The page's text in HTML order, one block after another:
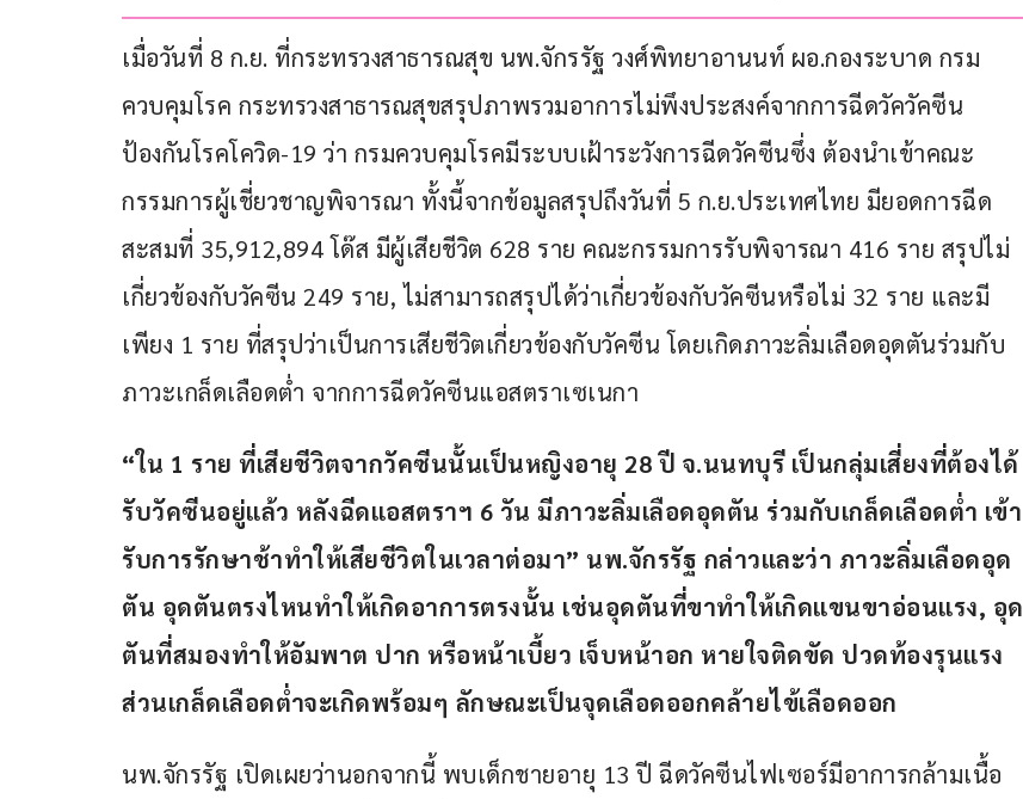
เมื่อวันที่ 8 ก.ย. ที่กระทรวงสาธารณสุข นพ.จักรรัฐ วงศ์พิทยาอานนท์ ผอ.กองระบาด กรม
ควบคุมโรค กระทรวงสาธารณสุขสรุปภาพรวมอาการไม่พึงประสงค์จากการฉีดวัควัคซีน
ป้องกันโรคโควิด-19 ว่า กรมควบคุมโรคมีระบบเฝ้าระวังการฉีดวัคซีนซึ่ง ต้องนำเข้าคณะ
กรรมการผู้เชี่ยวชาญพิจารณา ทั้งนี้จากข้อมูลสรุปถึงวันที่ 5 ก.ย.ประเทศไทย มียอดการฉีด
สะสมที่ 35,912,894 โด๊ส มีผู้เสียชีวิต 628 ราย คณะกรรมการรับพิจารณา 416 ราย สรุปไม่
เกี่ยวข้องกับวัคซีน 249 ราย, ไม่สามารถสรุปได้ว่าเกี่ยวข้องกับวัคซีนหรือไม่ 32 ราย และมี
เพียง 1 ราย ที่สรุปว่าเป็นการเสียชีวิตเกี่ยวข้องกับวัคซีน โดยเกิดภาวะลิ่มเลือดอุดตันร่วมกับ
ภาวะเกล็ดเลือดต่ำ จากการฉีดวัคซีนแอสตราเซเนกา
“ใน 1 ราย ที่เสียชีวิตจากวัคซีนนั้นเป็นหญิงอายุ 28 ปี จ.นนทบุรี เป็นกลุ่มเสี่ยงที่ต้องได้
รับวัคซีนอยู่แล้ว หลังฉีดแอสตราฯ 6 วัน มีภาวะลิ่มเลือดอุดตัน ร่วมกับเกล็ดเลือดต่ำ เข้า
รับการรักษาช้าทำให้เสียชีวิตในเวลาต่อมา” นพ.จักรรัฐ กล่าวและว่า ภาวะลิ่มเลือดอุด
ตัน อุดตันตรงไหนทำให้เกิดอาการตรงนั้น เช่นอุดตันที่ขาทำให้เกิดแขนขาอ่อนแรง, อุด
ตันที่สมองทำให้อัมพาต ปาก หรือหน้าเบี้ยว เจ็บหน้าอก หายใจติดขัด ปวดท้องรุนแรง
ส่วนเกล็ดเลือดต่ำจะเกิดพร้อมๆ ลักษณะเป็นจุดเลือดออกคล้ายไข้เลือดออก
นพ.จักรรัฐ เปิดเผยว่านอกจากนี้ พบเด็กชายอายุ 13 ปี ฉีดวัคซีนไฟเซอร์มีอาการกล้ามเนื้อ